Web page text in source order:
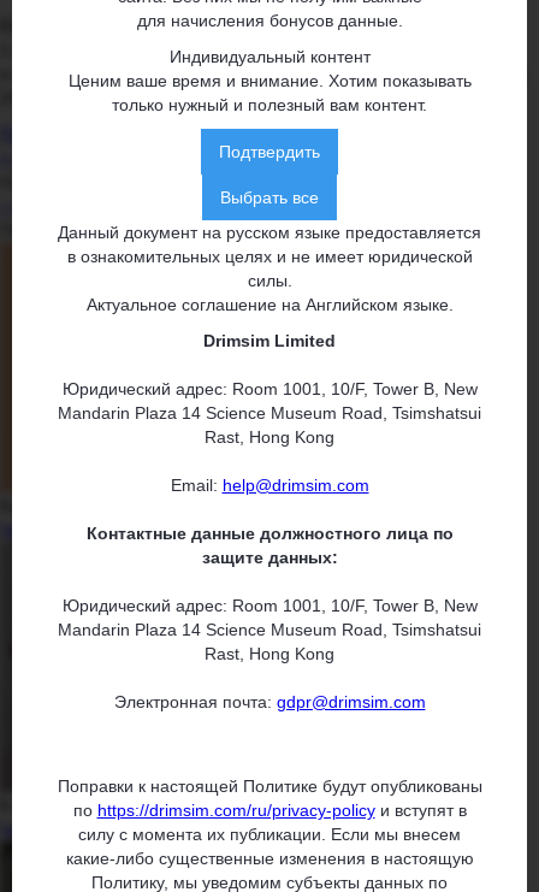
Специальные тарифы на отели для пользователей Drimsim
1 400 000 вариантов размещений в гостиницах, хостелах
и апартаментах по всему миру, мультиязычная служба поддержки
24/7, широкий выбор и низкие цены.
Посмотреть предложения
Пишем о жизни вне дома
Читать статью
9 самых красивых деревень Франции
Читать статью
для начисления бонусов данные.
Индивидуальный контент
Ценим ваше время и внимание. Хотим показывать
только нужный и полезный вам контент.
Подтвердить
Выбрать все
Данный документ на русском языке предоставляется
в ознакомительных целях и не имеет юридической
силы.
Актуальное соглашение на Английском языке.
Drimsim Limited
Юридический адрес: Room 1001, 10/F, Tower B, New
Mandarin Plaza 14 Science Museum Road, Tsimshatsui
Rast, Hong Kong
Email: help@drimsim.com
Контактные данные должностного лица по
защите данных:
Юридический адрес: Room 1001, 10/F, Tower B, New
Mandarin Plaza 14 Science Museum Road, Tsimshatsui
Rast, Hong Kong
Электронная почта: gdpr@drimsim.com
Поправки к настоящей Политике будут опубликованы
по https://drimsim.com/ru/privacy-policyи вступят в
силу с момента их публикации. Если мы внесем
какие-либо существенные изменения в настоящую
Политику, мы уведомим субъекты данных по